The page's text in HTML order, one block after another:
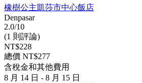
橡樹公主凱莎市中心飯店
Denpasar
2.0/10
(1 則評論)
NT$228
總價 NT$277
含稅金和其他費用
8 月 14 日 - 8 月 15 日